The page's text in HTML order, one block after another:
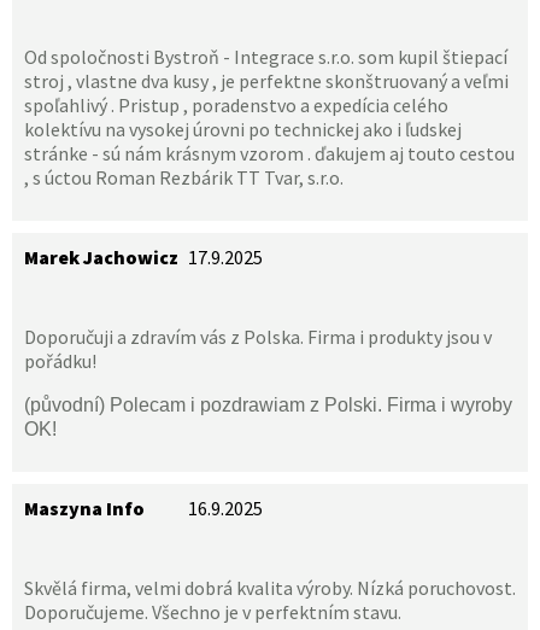
Od spoločnosti Bystroň - Integrace s.r.o. som kupil štiepací
stroj , vlastne dva kusy , je perfektne skonštruovaný a veľmi
spoľahlivý . Pristup , poradenstvo a expedícia celého
kolektívu na vysokej úrovni po technickej ako i ľudskej
stránke - sú nám krásnym vzorom . ďakujem aj touto cestou
, s úctou Roman Rezbárik TT Tvar, s.r.o.
Marek Jachowicz 17.9.2025
Doporučuji a zdravím vás z Polska. Firma i produkty jsou v
pořádku!
(původní) Polecam i pozdrawiam z Polski. Firma i wyroby
OK!
Maszyna Info 16.9.2025
Skvělá firma, velmi dobrá kvalita výroby. Nízká poruchovost.
Doporučujeme. Všechno je v perfektním stavu.